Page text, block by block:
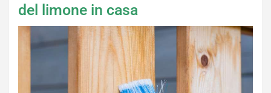
del limone in casa